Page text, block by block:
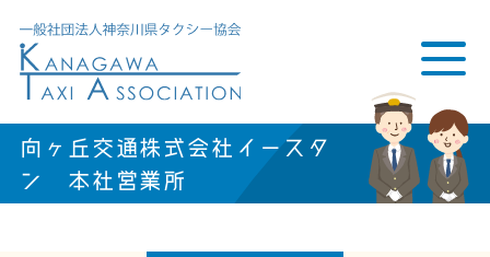
向ヶ丘交通株式会社イースタ
ン 本社営業所